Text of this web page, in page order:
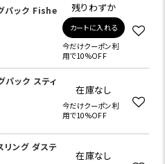
パック Fishe
残りわずか
カートに入れる
今だけクーポン利
用で10%OFF
パック スティ
在庫なし
今だけクーポン利
用で10%OFF
リング ダステ
在庫なし